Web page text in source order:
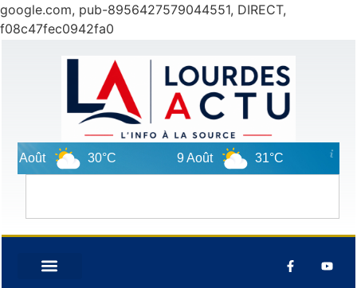
google.com, pub-8956427579044551, DIRECT,
f08c47fec0942fa0
Août 30°C 9 Août 31°C 10